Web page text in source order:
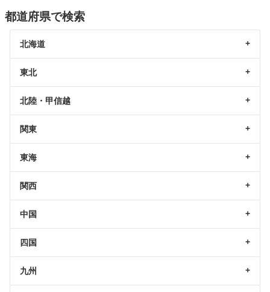
都道府県で検索
北海道
東北
北陸・甲信越
関東
東海
関西
中国
四国
九州